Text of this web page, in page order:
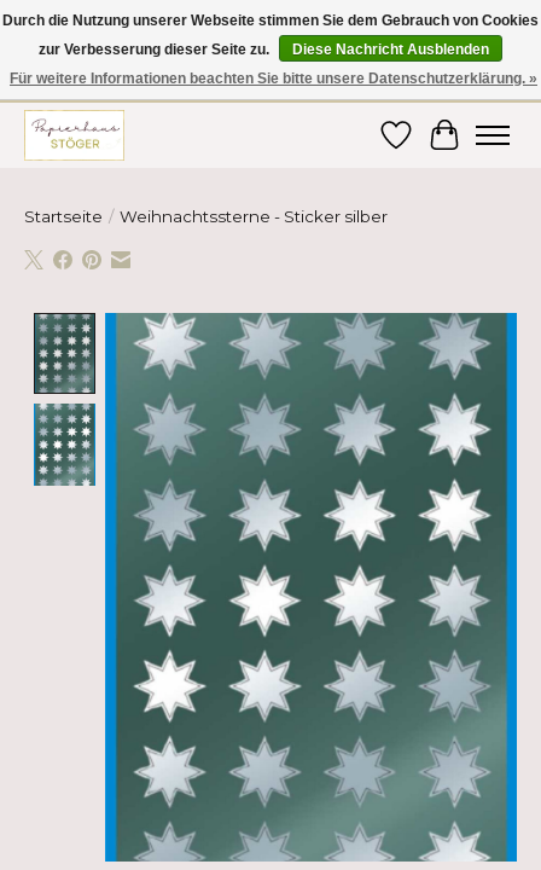
Hier finden Sie hochwertige Produkte im Bereich Schule, Büro, Papier,
Schreiben und vieles mehr! Erhalten Sie Ihre Bestellung bequem nach
Hause oder ins Büro geliefert!
Wunschzettel
Ihr
Startseite / Weihnachtssterne - Sticker silber
Product image slideshow Items
Durch die Nutzung unserer Webseite stimmen Sie dem Gebrauch von Cookies
zur Verbesserung dieser Seite zu.
Diese Nachricht Ausblenden
Für weitere Informationen beachten Sie bitte unsere Datenschutzerklärung. »